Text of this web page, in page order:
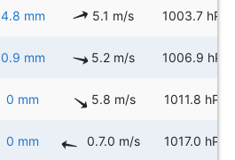
4.8 mm 5.1 m/s 1003.7 hPa
0.9 mm 5.2 m/s 1006.9 hPa
0 mm 5.8 m/s 1011.8 hPa
0 mm 0.7.0 m/s 1017.0 hPa